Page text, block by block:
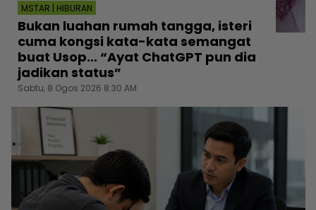
MSTAR | HIBURAN
Bukan luahan rumah tangga, isteri
cuma kongsi kata-kata semangat
buat Usop... “Ayat ChatGPT pun dia
jadikan status”
Sabtu, 8 Ogos 2026 8:30 AM